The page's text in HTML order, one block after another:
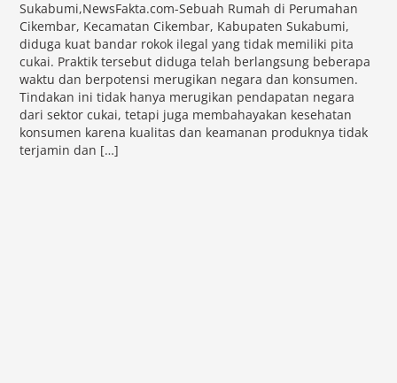
Sukabumi,NewsFakta.com-Sebuah Rumah di Perumahan
Cikembar, Kecamatan Cikembar, Kabupaten Sukabumi,
diduga kuat bandar rokok ilegal yang tidak memiliki pita
cukai. Praktik tersebut diduga telah berlangsung beberapa
waktu dan berpotensi merugikan negara dan konsumen.
Tindakan ini tidak hanya merugikan pendapatan negara
dari sektor cukai, tetapi juga membahayakan kesehatan
konsumen karena kualitas dan keamanan produknya tidak
terjamin dan […]